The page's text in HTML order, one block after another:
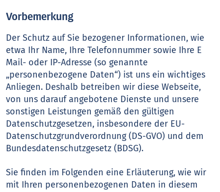
Vorbemerkung
Der Schutz auf Sie bezogener Informationen, wie
etwa Ihr Name, Ihre Telefonnummer sowie Ihre E
Mail- oder IP-Adresse (so genannte
„personenbezogene Daten“) ist uns ein wichtiges
Anliegen. Deshalb betreiben wir diese Webseite,
von uns darauf angebotene Dienste und unsere
sonstigen Leistungen gemäß den gültigen
Datenschutzgesetzen, insbesondere der EU-
Datenschutzgrundverordnung (DS-GVO) und dem
Bundesdatenschutzgesetz (BDSG).
Sie finden im Folgenden eine Erläuterung, wie wir
mit Ihren personenbezogenen Daten in diesem